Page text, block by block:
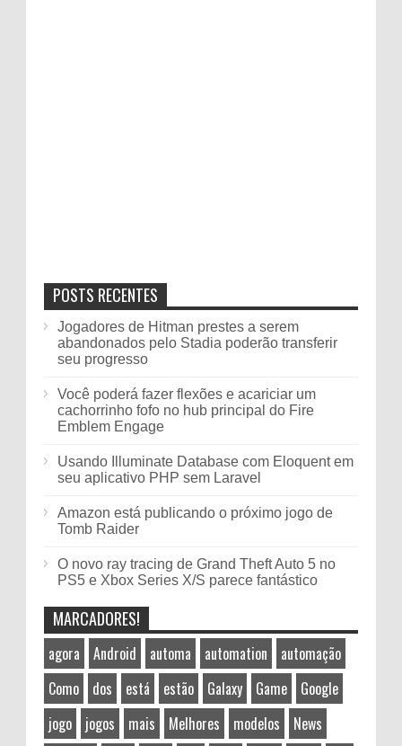
POSTS RECENTES
Jogadores de Hitman prestes a serem
abandonados pelo Stadia poderão transferir
seu progresso
Você poderá fazer flexões e acariciar um
cachorrinho fofo no hub principal do Fire
Emblem Engage
Usando Illuminate Database com Eloquent em
seu aplicativo PHP sem Laravel
Amazon está publicando o próximo jogo de
Tomb Raider
O novo ray tracing de Grand Theft Auto 5 no
PS5 e Xbox Series X/S parece fantástico
MARCADORES!
agora Android automa automation
automação
Como
dos está estão Galaxy Game
Google
jogo
jogos mais Melhores modelos
News